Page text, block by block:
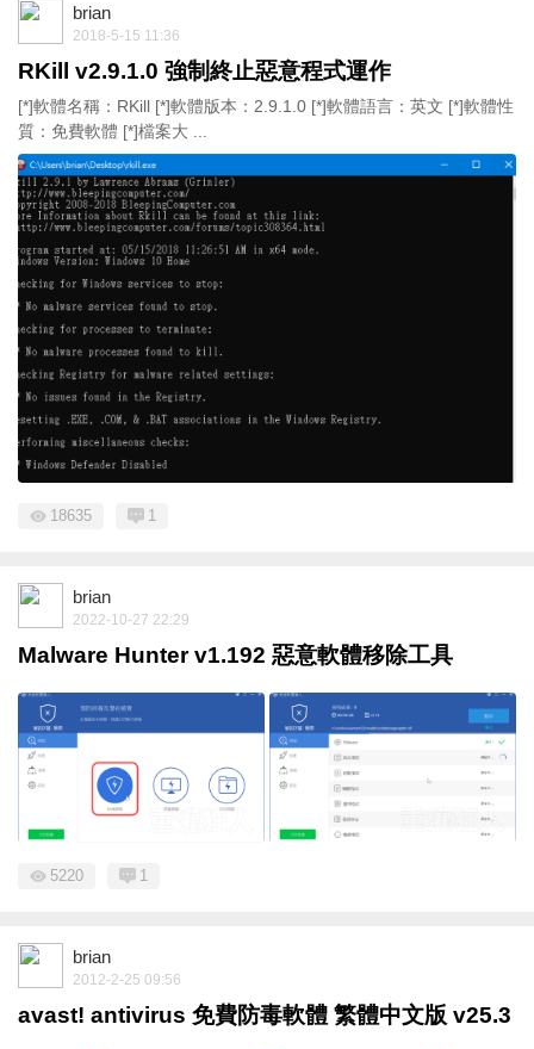
brian
2018-5-15 11:36
RKill v2.9.1.0 強制終止惡意程式運作
[*]軟體名稱：RKill [*]軟體版本：2.9.1.0 [*]軟體語言：英文 [*]軟體性
質：免費軟體 [*]檔案大 ...
18635 1
brian
2022-10-27 22:29
Malware Hunter v1.192 惡意軟體移除工具
5220 1
brian
2012-2-25 09:56
avast! antivirus 免費防毒軟體 繁體中文版 v25.3